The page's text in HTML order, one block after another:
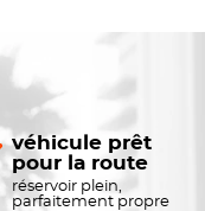
véhicule prêt
pour la route
réservoir plein,
parfaitement propre